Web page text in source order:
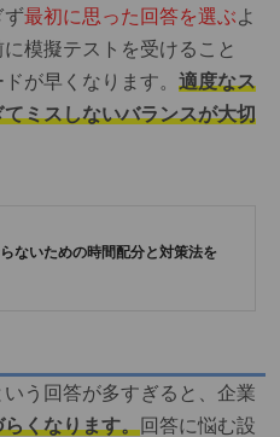
ず最初に思った回答を選ぶよ
模擬テストを受けること
が早くなります。 適度なス
ミスしないバランスが大切
ないための時間配分と対策法を
いう回答が多すぎると、企業
くなります。回答に悩む設